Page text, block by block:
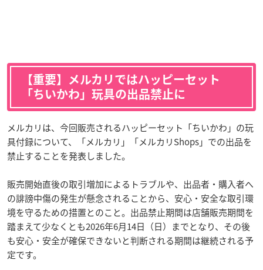
【重要】メルカリではハッピーセット
「ちいかわ」玩具の出品禁止に
メルカリは、今回販売されるハッピーセット「ちいかわ」の玩
具付録について、「メルカリ」「メルカリShops」での出品を
禁止することを発表しました。
販売開始直後の取引増加によるトラブルや、出品者・購入者へ
の誹謗中傷の発生が懸念されることから、安心・安全な取引環
境を守るための措置とのこと。出品禁止期間は店舗販売期間を
踏まえて少なくとも2026年6月14日（日）までとなり、その後
も安心・安全が確保できないと判断される期間は継続される予
定です。